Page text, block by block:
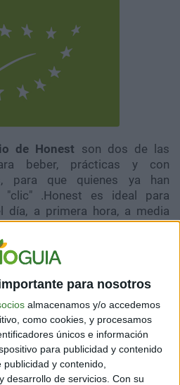
para nosotros
almacenamos y/o accedemos
como cookies, y procesamos
únicos e información
para publicidad y contenido
y contenido,
desarrollo de servicios. Con su
de Honest son dos de las
beber, prácticas y con
para que quienes ya han
"clic" .Honest es ideal para
día, a primera hora, a media
los que viven el día a día de
deliciosa!
seleccionadas, un toque
de frutas. Se presenta en 3
un sabor de té auténtico:
de Naranjo, Té negro sabor
y Té blanco sabor Melocotón
bajo en calorías.